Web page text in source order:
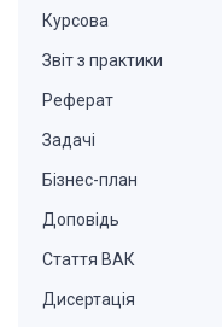
Курсова
Звіт з практики
Реферат
Задачі
Бізнес-план
Доповідь
Стаття ВАК
Дисертація